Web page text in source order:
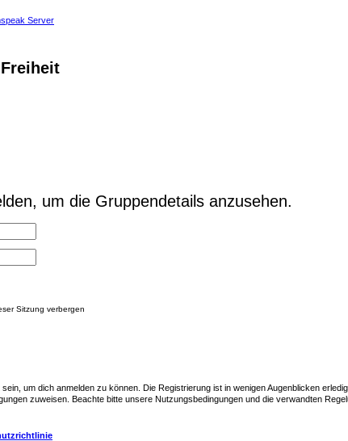
Server
um die Gruppendetails anzusehen.
Sitzung verbergen
um dich anmelden zu können. Die Registrierung ist in wenigen Augenblicken
zuweisen. Beachte bitte unsere Nutzungsbedingungen und die verwandten